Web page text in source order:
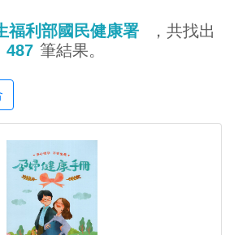
福利部國民健康署
，共找出
487 筆結果。